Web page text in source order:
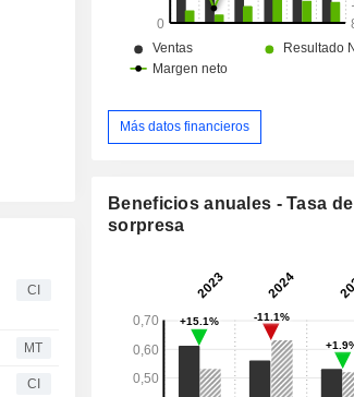
CI
MT
CI
Más datos financieros
Beneficios anuales - Tasa de
sorpresa